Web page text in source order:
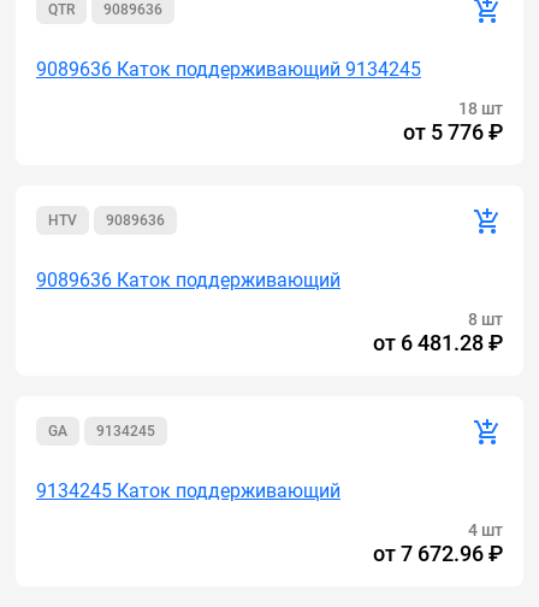
QTR 9089636
9089636 Каток поддерживающий 9134245
18 шт
от 5 776 ₽
HTV 9089636
9089636 Каток поддерживающий
8 шт
от 6 481.28 ₽
GA 9134245
9134245 Каток поддерживающий
4 шт
от7 672.96 ₽